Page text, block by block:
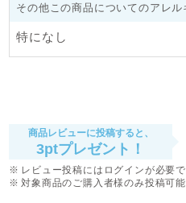
その他この商品についてのアレル
特になし
商品レビューに投稿すると、
3ptプレゼント！
レビュー投稿にはログインが必要で
対象商品のご購入者様のみ投稿可能